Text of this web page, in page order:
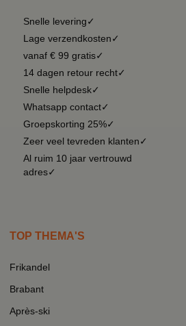
Snelle levering✓
Lage verzendkosten✓
vanaf € 99 gratis✓
14 dagen retour recht✓
Snelle helpdesk✓
Whatsapp contact✓
Groepskorting 25%✓
Zeer veel tevreden klanten✓
Al ruim 10 jaar vertrouwd
adres✓
TOP THEMA'S
Frikandel
Brabant
Après-ski